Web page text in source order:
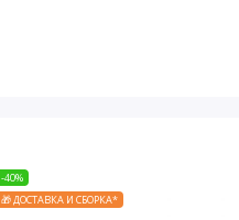
-40%
🎁 ДОСТАВКА И СБОРКА*